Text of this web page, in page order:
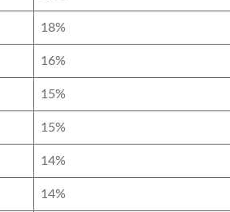
18%
16%
15%
15%
14%
14%